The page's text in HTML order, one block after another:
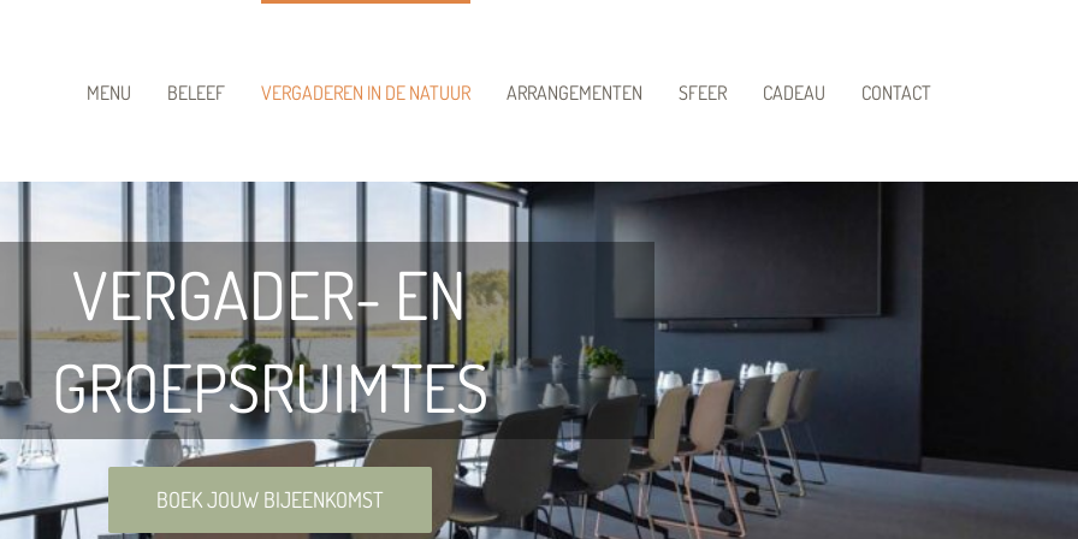
MENU BELEEF VERGADEREN IN DE NATUUR ARRANGEMENTEN SFEER CADEAU CONTACT
VERGADER- EN
GROEPSRUIMTES
BOEK JOUW BIJEENKOMST